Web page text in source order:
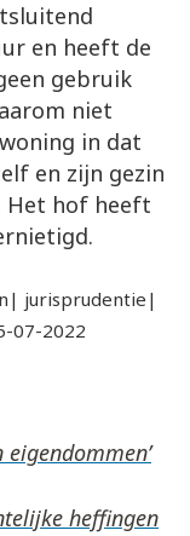
en heeft de
gebruik
niet
in dat
en zijn gezin
Het hof heeft
jurisprudentie|
07-2022
heffingen